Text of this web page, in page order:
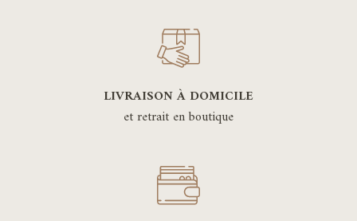
LIVRAISON À DOMICILE
et retrait en boutique